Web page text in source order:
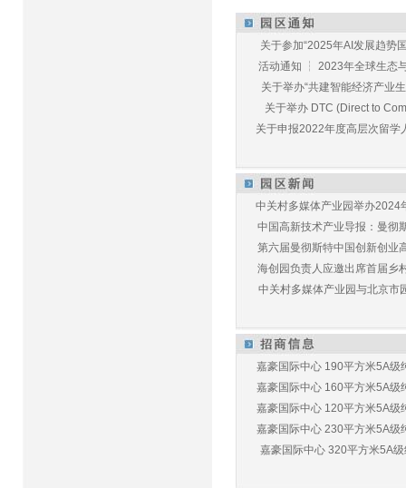
关于参加“2025年AI发展趋势
活动通知 ┆ 2023年全球生态
关于举办“共建智能经济产业
关于举办 DTC (Direct to
关于申报2022年度高层次留学
中关村多媒体产业园举办2024
中国高新技术产业导报：曼彻
第六届曼彻斯特中国创新创业
海创园负责人应邀出席首届乡
中关村多媒体产业园与北京市
嘉豪国际中心 190平方米5A级
嘉豪国际中心 160平方米5A级
嘉豪国际中心 120平方米5A级
嘉豪国际中心 230平方米5A级
嘉豪国际中心 320平方米5A